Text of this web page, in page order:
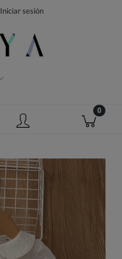
Iniciar sesión